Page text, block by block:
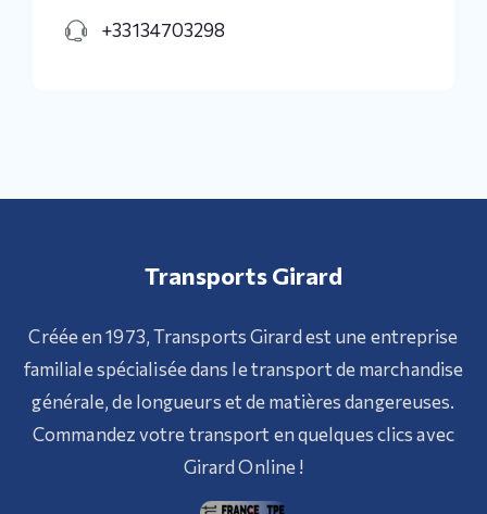
+33134703298
Transports Girard
Créée en 1973, Transports Girard est une entreprise
familiale spécialisée dans le transport de marchandise
générale, de longueurs et de matières dangereuses.
Commandez votre transport en quelques clics avec
Girard Online !